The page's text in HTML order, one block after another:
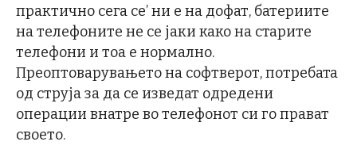
практично сега се’ ни е на дофат, батериите
на телефоните не се јаки како на старите
телефони и тоа е нормално.
Преоптоварувањето на софтверот, потребата
од струја за да се изведат одредени
операции внатре во телефонот си го прават
своето.